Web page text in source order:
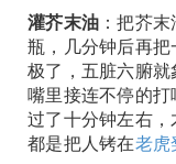
灌芥末油 ：把芥
瓶，几分钟后再
极了，五脏六腑就
嘴里接连不停的
过了十分钟左右
都是把人铐在老虎